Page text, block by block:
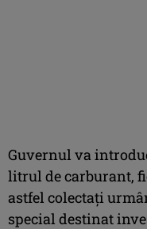
Guvernul va
litrul de carburant,
astfel colectaţi
special destinat